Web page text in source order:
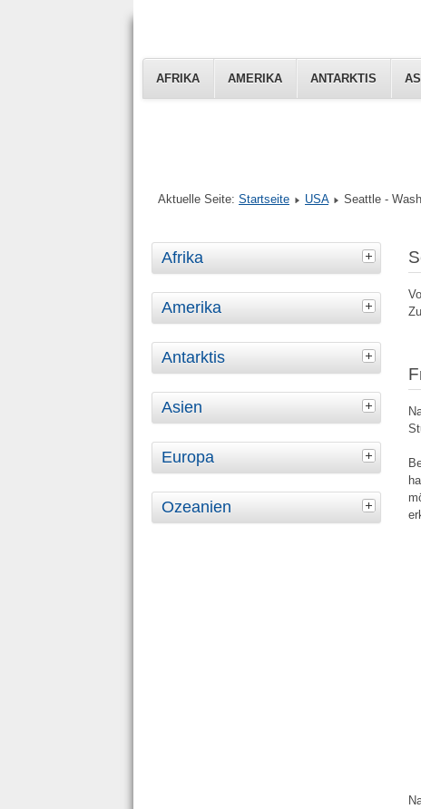
AFRIKA AMERIKA ANTARKTIS
Aktuelle Seite: Startseite USA Seattle -
Afrika
Amerika
Antarktis
Asien
Europa
Ozeanien